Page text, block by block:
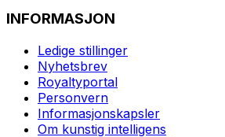
INFORMASJON
Ledige stillinger
Nyhetsbrev
Royaltyportal
Personvern
Informasjonskapsler
Om kunstig intelligens